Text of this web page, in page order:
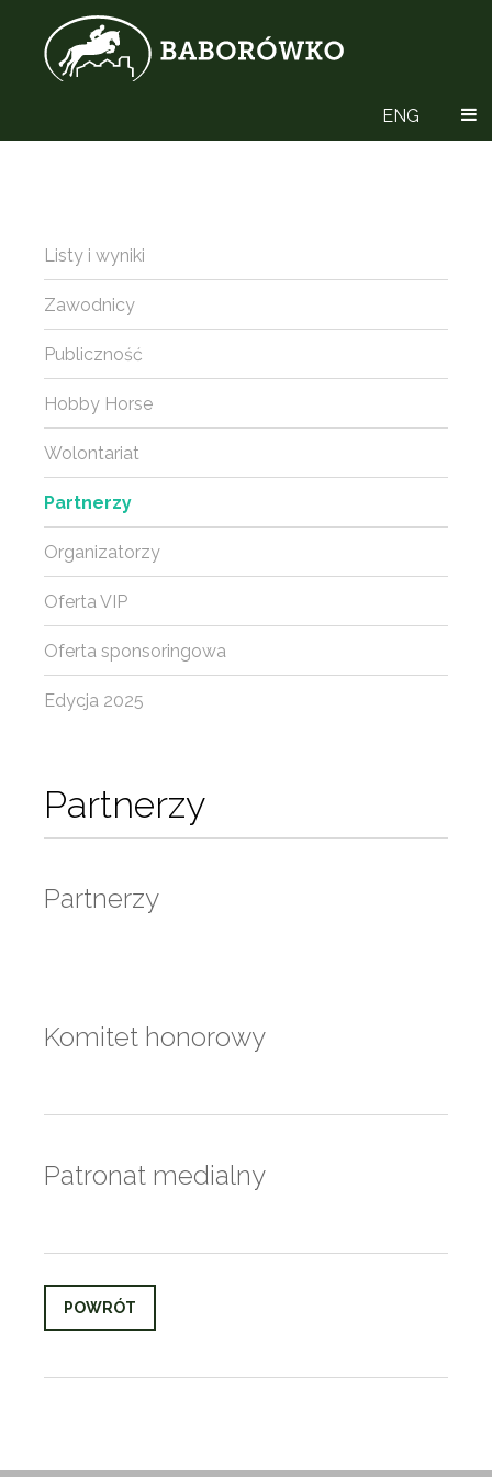
ENG
Partnerzy
Partnerzy
Komitet honorowy
Patronat medialny
POWRÓT
Listy i wyniki
Zawodnicy
Publiczność
Hobby Horse
Wolontariat
Partnerzy
Organizatorzy
Oferta VIP
Oferta sponsoringowa
Edycja 2025